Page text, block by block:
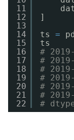
11
12
13
14
15
16
17
18
19
20
21
22
]
ts =
ts
#
#
#
#
#
#
#